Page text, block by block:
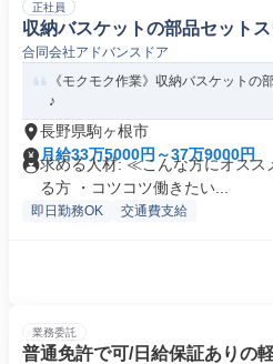
正社員
収納バスケットの部品セット
合同会社アドバンスドア
《モクモク作業》収納バスケットの
♪
長野県駒ヶ根市
月給33万5000円～37万9000円
求める人材: ≪こんな方にオス
る方 ・コツコツ働きたい...
即日勤務OK 交通費支給
業務委託
普通免許で可/日給保証ありの